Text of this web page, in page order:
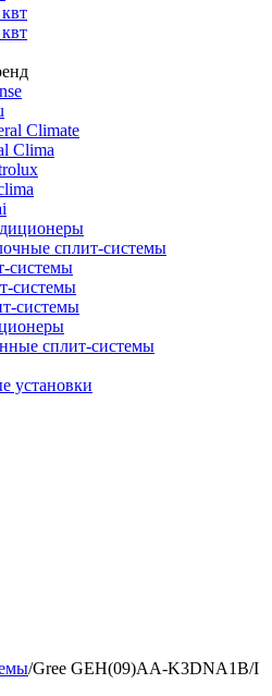
Climate
Clima
​сплит-системы
системы
системы
системы
сплит-системы
установки
/Gree GEH(09)AA-K3DNA1B/I